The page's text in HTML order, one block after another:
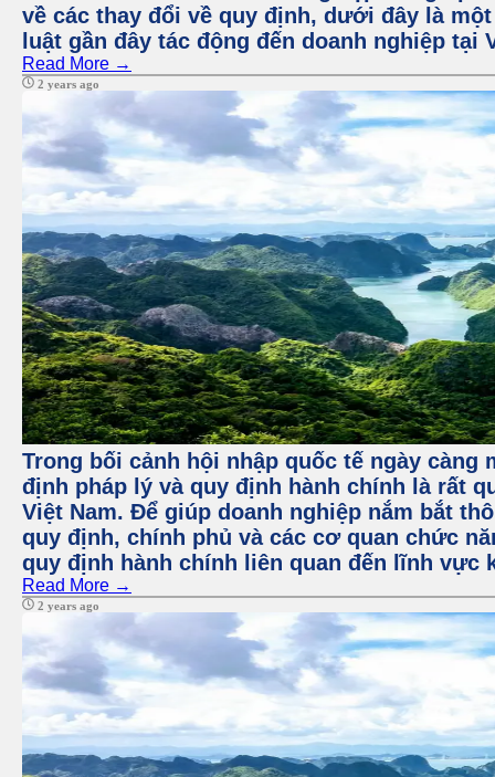
về các thay đổi về quy định, dưới đây là
luật gần đây tác động đến doanh nghiệp tại
Read More →
2 years ago
Trong bối cảnh hội nhập quốc tế ngày càng
định pháp lý và quy định hành chính là rất
Việt Nam. Để giúp doanh nghiệp nắm bắt
quy định, chính phủ và các cơ quan chức
quy định hành chính liên quan đến lĩnh vực
Read More →
2 years ago